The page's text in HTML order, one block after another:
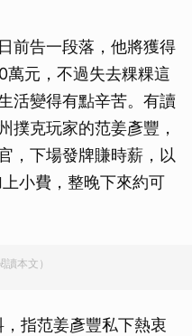
前告一段落，他將獲得
萬元，不過失去粿粿這
活變得有點辛苦。有讀
撲克玩家的范姜彥豐，
，下場發牌賺時薪，以
小費，整晚下來約可
本文）
指范姜彥豐私下熱衷